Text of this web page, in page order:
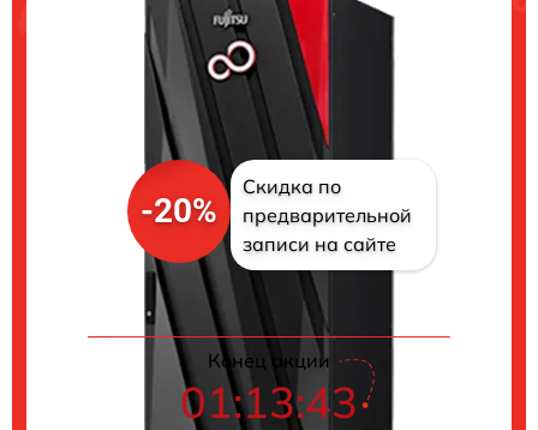
-20%
Скидка по
предварительной
записи на сайте
Конец акции
01:13:42